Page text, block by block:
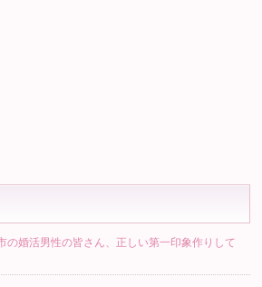
の婚活男性の皆さん、正しい第一印象作りして